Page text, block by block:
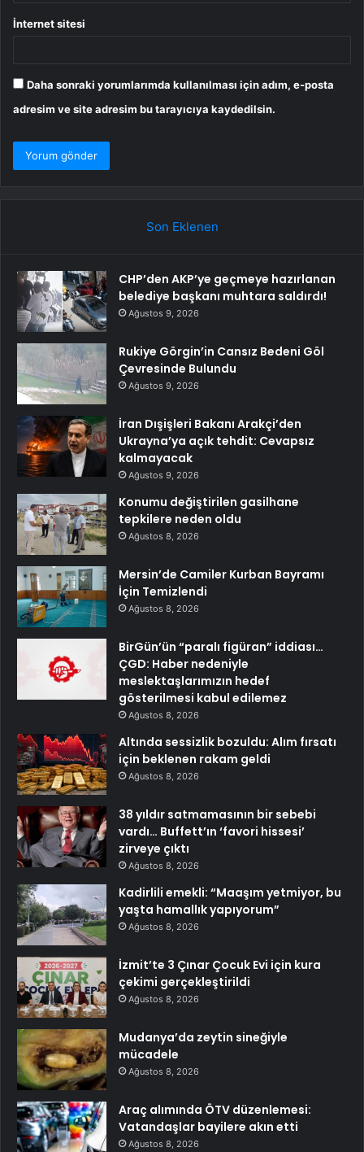
İnternet sitesi
Daha sonraki yorumlarımda kullanılması için adım, e-posta
adresim ve site adresim bu tarayıcıya kaydedilsin.
Son Eklenen
CHP’den AKP’ye geçmeye hazırlanan
belediye başkanı muhtara saldırdı!
Ağustos 9, 2026
Rukiye Görgin’in Cansız Bedeni Göl
Çevresinde Bulundu
Ağustos 9, 2026
İran Dışişleri Bakanı Arakçi’den
Ukrayna’ya açık tehdit: Cevapsız
kalmayacak
Ağustos 9, 2026
Konumu değiştirilen gasilhane
tepkilere neden oldu
Ağustos 8, 2026
Mersin’de Camiler Kurban Bayramı
İçin Temizlendi
Ağustos 8, 2026
BirGün’ün “paralı figüran” iddiası…
ÇGD: Haber nedeniyle
meslektaşlarımızın hedef
gösterilmesi kabul edilemez
Ağustos 8, 2026
Altında sessizlik bozuldu: Alım fırsatı
için beklenen rakam geldi
Ağustos 8, 2026
38 yıldır satmamasının bir sebebi
vardı… Buffett’ın ‘favori hissesi’
zirveye çıktı
Ağustos 8, 2026
Kadirlili emekli: “Maaşım yetmiyor, bu
yaşta hamallık yapıyorum”
Ağustos 8, 2026
İzmit’te 3 Çınar Çocuk Evi için kura
çekimi gerçekleştirildi
Ağustos 8, 2026
Mudanya’da zeytin sineğiyle
mücadele
Ağustos 8, 2026
Araç alımında ÖTV düzenlemesi:
Vatandaşlar bayilere akın etti
Ağustos 8, 2026